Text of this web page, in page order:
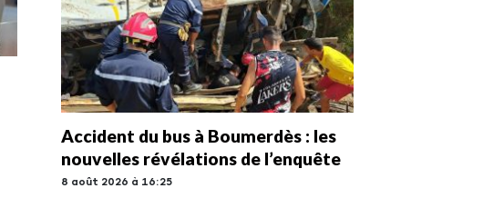
Accident du bus à Boumerdès : les
nouvelles révélations de l’enquête
8 août 2026 à 16:25